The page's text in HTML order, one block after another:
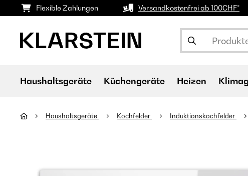
Flexible Zahlungen Versandkostenfrei ab 100CHF*
Haushaltsgeräte Küchengeräte Heizen
Haushaltsgeräte Kochfelder Induktionskochfelder